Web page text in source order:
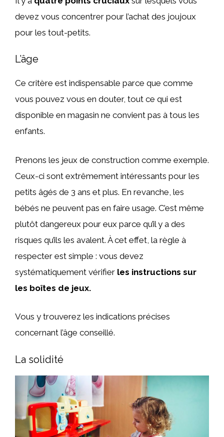
devez vous concentrer pour l’achat des joujoux
pour les tout-petits.
L’âge
Ce critère est indispensable parce que comme
vous pouvez vous en douter, tout ce qui est
disponible en magasin ne convient pas à tous les
enfants.
Prenons les jeux de construction comme exemple.
Ceux-ci sont extrêmement intéressants pour les
petits âgés de 3 ans et plus. En revanche, les
bébés ne peuvent pas en faire usage. C’est même
plutôt dangereux pour eux parce qu’il y a des
risques qu’ils les avalent. À cet effet, la règle à
respecter est simple : vous devez
systématiquement vérifier les instructions sur
les boîtes de jeux.
Vous y trouverez les indications précises
concernant l’âge conseillé.
La solidité